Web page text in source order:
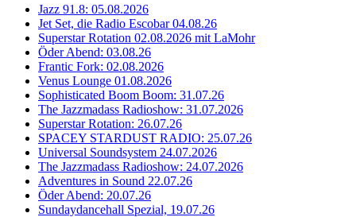
Jazz 91.8: 05.08.2026
Jet Set, die Radio Escobar 04.08.26
Superstar Rotation 02.08.2026 mit LaMohr
Öder Abend: 03.08.26
Frantic Fork: 02.08.2026
Venus Lounge 01.08.2026
Sophisticated Boom Boom: 31.07.26
The Jazzmadass Radioshow: 31.07.2026
Superstar Rotation: 26.07.26
SPACEY STARDUST RADIO: 25.07.26
Universal Soundsystem 24.07.2026
The Jazzmadass Radioshow: 24.07.2026
Adventures in Sound 22.07.26
Öder Abend: 20.07.26
Sundaydancehall Spezial, 19.07.26